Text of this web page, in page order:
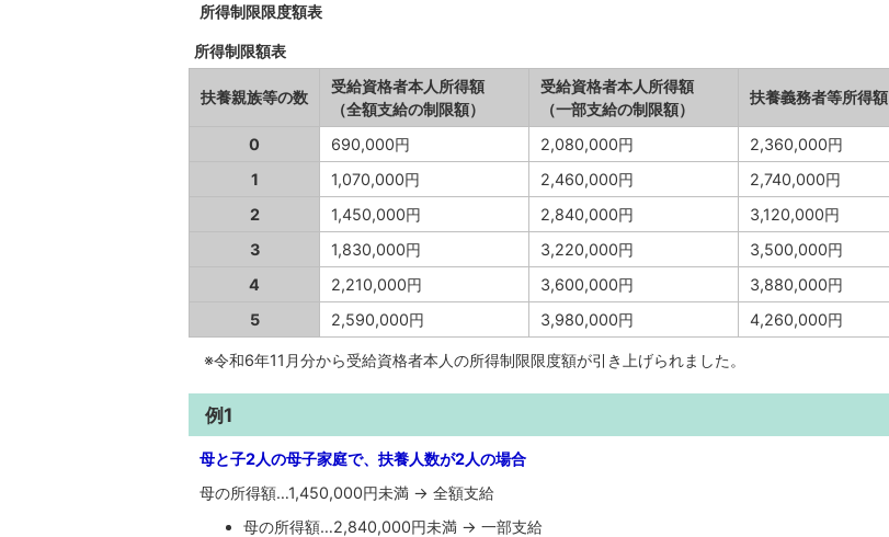
所得制限限度額表
所得制限額表
扶養親族等の数
受給資格者本人所得額
（全額支給の制限額）
受給資格者本人所得額
（一部支給の制限額）
扶養義務者等所得額
0 690,000円 2,080,000円
2,360,000円
1
1,070,000円 2,460,000円
2,740,000円
2
1,450,000円 2,840,000円
3,120,000円
3
1,830,000円 3,220,000円
3,500,000円
4
2,210,000円 3,600,000円
3,880,000円
5
2,590,000円 3,980,000円 4,260,000円
※令和6年11月分から受給資格者本人の所得制限限度額が引き上げられました。
例1
母と子2人の母子家庭で、扶養人数が2人の場合
母の所得額…1,450,000円未満 → 全額支給
母の所得額…2,840,000円未満 → 一部支給